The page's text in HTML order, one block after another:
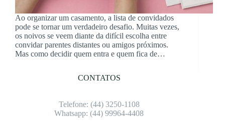
Ao organizar um casamento, a lista de convidados
pode se tornar um verdadeiro desafio. Muitas vezes,
os noivos se veem diante da difícil escolha entre
convidar parentes distantes ou amigos próximos.
Mas como decidir quem entra e quem fica de…
CONTATOS
Telefone: (44) 3250-1108
Whatsapp: (44) 99964-4408